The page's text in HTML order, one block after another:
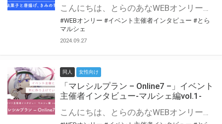
こんにちは、とらのあなWEBオンリー運営スタッフです。 新たにお届けする、イベント主催者インタビュー-マルシェ編-は、 とらのあなWEBオンリー「マルシェ」をご利用の主催様に 「マルシェ」を使ってイベントを開催した感想や心がけをお聞きする企画です。 今回は、WEBオンリー初開催「駄菓子と唐揚げ、きみの青」より、 主催のぎこ六屋様にお話を伺いました。 協力：ぎこ六屋様／イベント公式Twitter（@krkgwks） とらのあなWEBオンリー「マルシェ」とは？ WEBオンリーでリアルタイムでコミュニケーションがとれるオンライン会場です。
#WEBオンリー #イベント主催者インタビュー #とら
マルシェ
2024.09.27
同人 女性向け
「マレシルプラン – Online7 –」イベント
主催者インタビュー-マルシェ編vol.1-
こんにちは、とらのあなWEBオンリー運営スタッフです。 新たにお届けする、イベント主催者インタビュー-マルシェ編-は、 とらのあなWEBオンリー「マルシェ」をご利用した主催様に 「マルシェ」を使って開催した感想や心がけをお聞きする企画です。 今回は、WEBオンリー開催7回目迎えた「マレシルプラン – Online7 –」より、 主催の玉川うた様にお話を伺いました。 ▼マレシルプランのインタビュー前回記事 「イベント主催者インタビュー vol.6」はこちら 協力：玉川うた様（マレシルプラン実行委員会 代表）／イベント公式Twitter（@mallesil_plan） とらのあなWEBオンリー「マルシェ」とは？ WEBオンリーでリアルタイムでコミュニケーションがとれるオンライン会場です。